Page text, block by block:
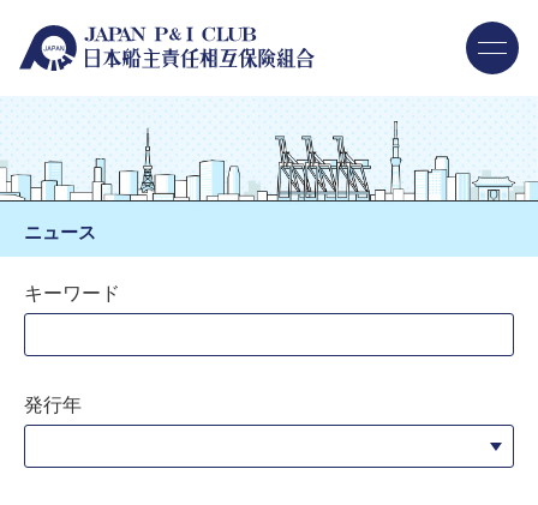
ニュース
キーワード
発行年